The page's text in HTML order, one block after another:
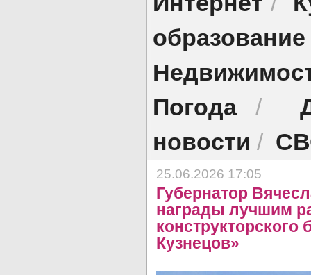
образование
Погода/
новости /
25.06.2026 17:05
Губернатор
награды лучшим
Кузнецов»